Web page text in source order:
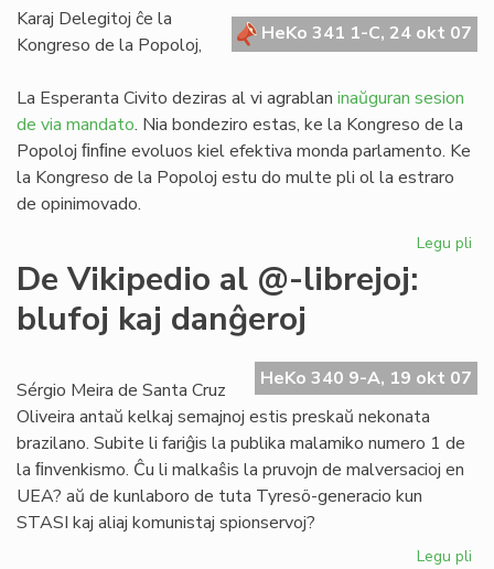
HeKo 341 1-C, 24 okt 07
Karaj Delegitoj ĉe la
Kongreso de la Popoloj,
La Esperanta Civito deziras al vi agrablan inaŭguran sesion
de via mandato. Nia bondeziro estas, ke la Kongreso de la
Popoloj ﬁnﬁne evoluos kiel efektiva monda parlamento. Ke
la Kongreso de la Popoloj estu do multe pli ol la estraro
de opinimovado.
Legu pli
de
De Vikipedio al @-librejoj:
blufoj kaj danĝeroj
HeKo 340 9-A, 19 okt 07
Sérgio Meira de Santa Cruz
Oliveira antaŭ kelkaj semajnoj estis preskaŭ nekonata
brazilano. Subite li fariĝis la publika malamiko numero 1 de
la ﬁnvenkismo. Ĉu li malkaŝis la pruvojn de malversacioj en
UEA? aŭ de kunlaboro de tuta Tyresö-generacio kun
STASI kaj aliaj komunistaj spionservoj?
Legu pli